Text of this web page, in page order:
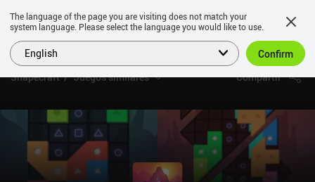
Shapecraft Juegos similares Compartir
The language of the page you are visiting does not match your
system language. Please select the language you would like to use.
English Confirm